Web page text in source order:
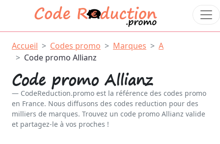
Accueil Codes promo Marques
A
Code promo Allianz
Code promo Allianz
CodeReduction.promo est la référence des codes promo
en France. Nous diffusons des codes reduction pour des
milliers de marques. Trouvez un code promo Allianz valide
et partagez-le à vos proches !